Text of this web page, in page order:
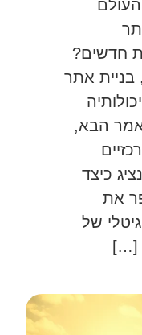
חדשים?
אתר
הבא,
כיצד
את
של
[…]